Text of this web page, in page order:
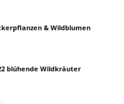
& Wildblumen
blühende Wildkräuter